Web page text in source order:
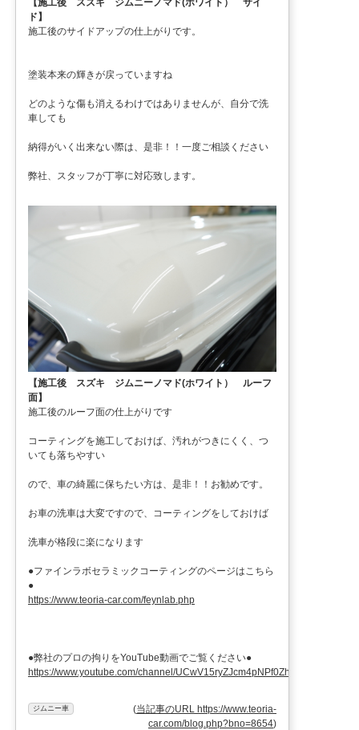
【施工後 スズキ ジムニーノマド(ホワイト） サイ
ド】
施工後のサイドアップの仕上がりです。
塗装本来の輝きが戻っていますね
どのような傷も消えるわけではありませんが、自分で洗
車しても
納得がいく出来ない際は、是非！！一度ご相談ください
弊社、スタッフが丁寧に対応致します。
【施工後 スズキ ジムニーノマド(ホワイト） ルーフ
面】
施工後のルーフ面の仕上がりです
コーティングを施工しておけば、汚れがつきにくく、つ
いても落ちやすい
ので、車の綺麗に保ちたい方は、是非！！お勧めです。
お車の洗車は大変ですので、コーティングをしておけば
洗車が格段に楽になります
●ファインラボセラミックコーティングのページはこちら
●
https://www.teoria-car.com/feynlab.php
●弊社のプロの拘りをYouTube動画でご覧ください●
https://www.youtube.com/channel/UCwV15ryZJcm4pNPf0ZhXu9g
ジムニー車 (当記事のURL https://www.teoria-
car.com/blog.php?bno=8654)